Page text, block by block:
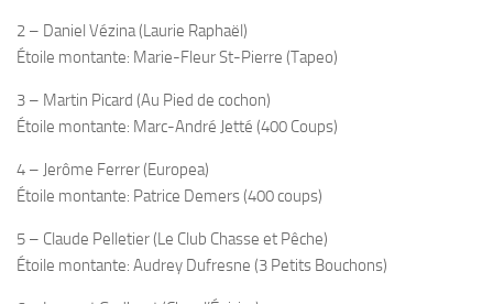
2 – Daniel Vézina (Laurie Raphaël)
Étoile montante: Marie-Fleur St-Pierre (Tapeo)
3 – Martin Picard (Au Pied de cochon)
Étoile montante: Marc-André Jetté (400 Coups)
4 – Jerôme Ferrer (Europea)
Étoile montante: Patrice Demers (400 coups)
5 – Claude Pelletier (Le Club Chasse et Pêche)
Étoile montante: Audrey Dufresne (3 Petits Bouchons)